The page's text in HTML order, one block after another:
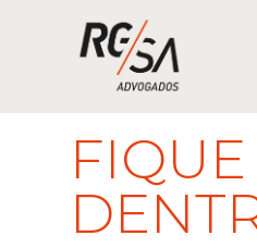
Hit enter to search